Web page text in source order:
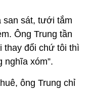
san sát, tưới tắm
Ông Trung tần
thay đổi chứ tôi thì
nghĩa xóm”.
ông Trung chỉ